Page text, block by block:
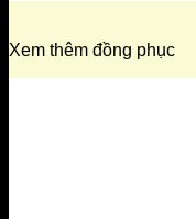
Xem thêm đồng phục